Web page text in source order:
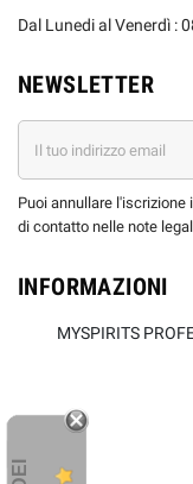
Dal Lunedi al Venerdì :
NEWSLETTER
Puoi annullare
di contatto nelle note
INFORMAZIONI
MYSPIRITS